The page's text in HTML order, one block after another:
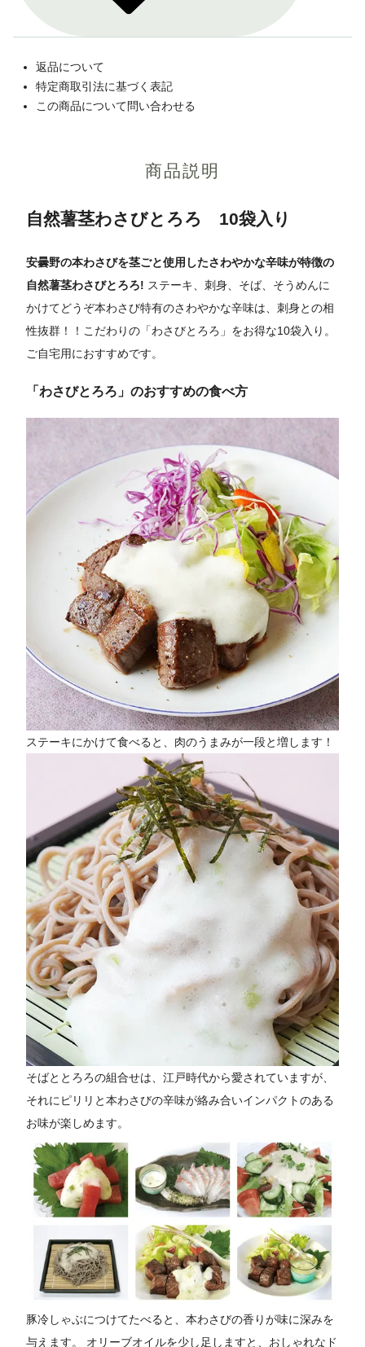
返品について
特定商取引法に基づく表記
この商品について問い合わせる
商品説明
自然薯茎わさびとろろ 10袋入り
安曇野の本わさびを茎ごと使用したさわやかな辛味が特徴の
自然薯茎わさびとろろ! ステーキ、刺身、そば、そうめんに
かけてどうぞ本わさび特有のさわやかな辛味は、刺身との相
性抜群！！こだわりの「わさびとろろ」をお得な10袋入り。
ご自宅用におすすめです。
「わさびとろろ」のおすすめの食べ方
ステーキにかけて食べると、肉のうまみが一段と増します！
そばととろろの組合せは、江戸時代から愛されていますが、
それにピリリと本わさびの辛味が絡み合いインパクトのある
お味が楽しめます。
豚冷しゃぶにつけてたべると、本わさびの香りが味に深みを
与えます。 オリーブオイルを少し足しますと、おしゃれなド